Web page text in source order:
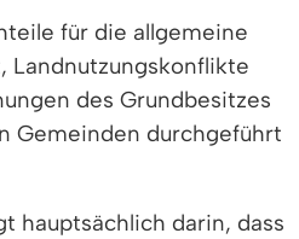
für die allgemeine
Landnutzungskonflikte
des Grundbesitzes
Gemeinden durchgeführt
hauptsächlich darin, dass